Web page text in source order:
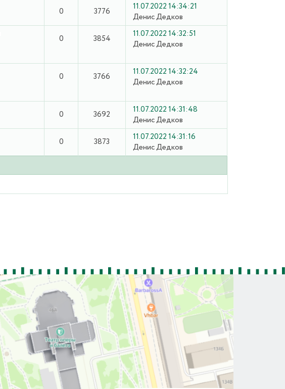
0 3776
11.07.2022 14:34:21
Денис Дедков
0 3854
11.07.2022 14:32:51
Денис Дедков
0 3766
11.07.2022 14:32:24
Денис Дедков
0 3692
11.07.2022 14:31:48
Денис Дедков
0 3873
11.07.2022 14:31:16
Денис Дедков